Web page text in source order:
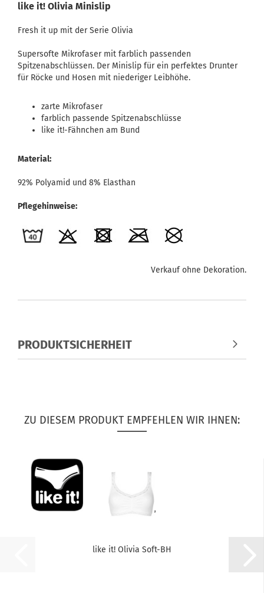
like it! Olivia Minislip
Fresh it up mit der Serie Olivia
Supersofte Mikrofaser mit farblich passenden
Spitzenabschlüssen. Der Minislip für ein perfektes Drunter
für Röcke und Hosen mit niederiger Leibhöhe.
zarte Mikrofaser
farblich passende Spitzenabschlüsse
like it!-Fähnchen am Bund
Material:
92% Polyamid und 8% Elasthan
Pflegehinweise:
Verkauf ohne Dekoration.
PRODUKTSICHERHEIT
ZU DIESEM PRODUKT EMPFEHLEN WIR IHNEN:
like it! Olivia Soft-BH